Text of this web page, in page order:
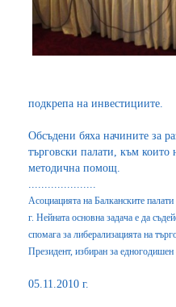
подкрепа на инвестициите.
Обсъдени бяха начините за
търговски палати, към
методична помощ.
.....................
Асоциацията на Балканските
г. Нейната основна задача е да
спомага за либерализацията на
Президент, избиран за
05.11.2010 г.